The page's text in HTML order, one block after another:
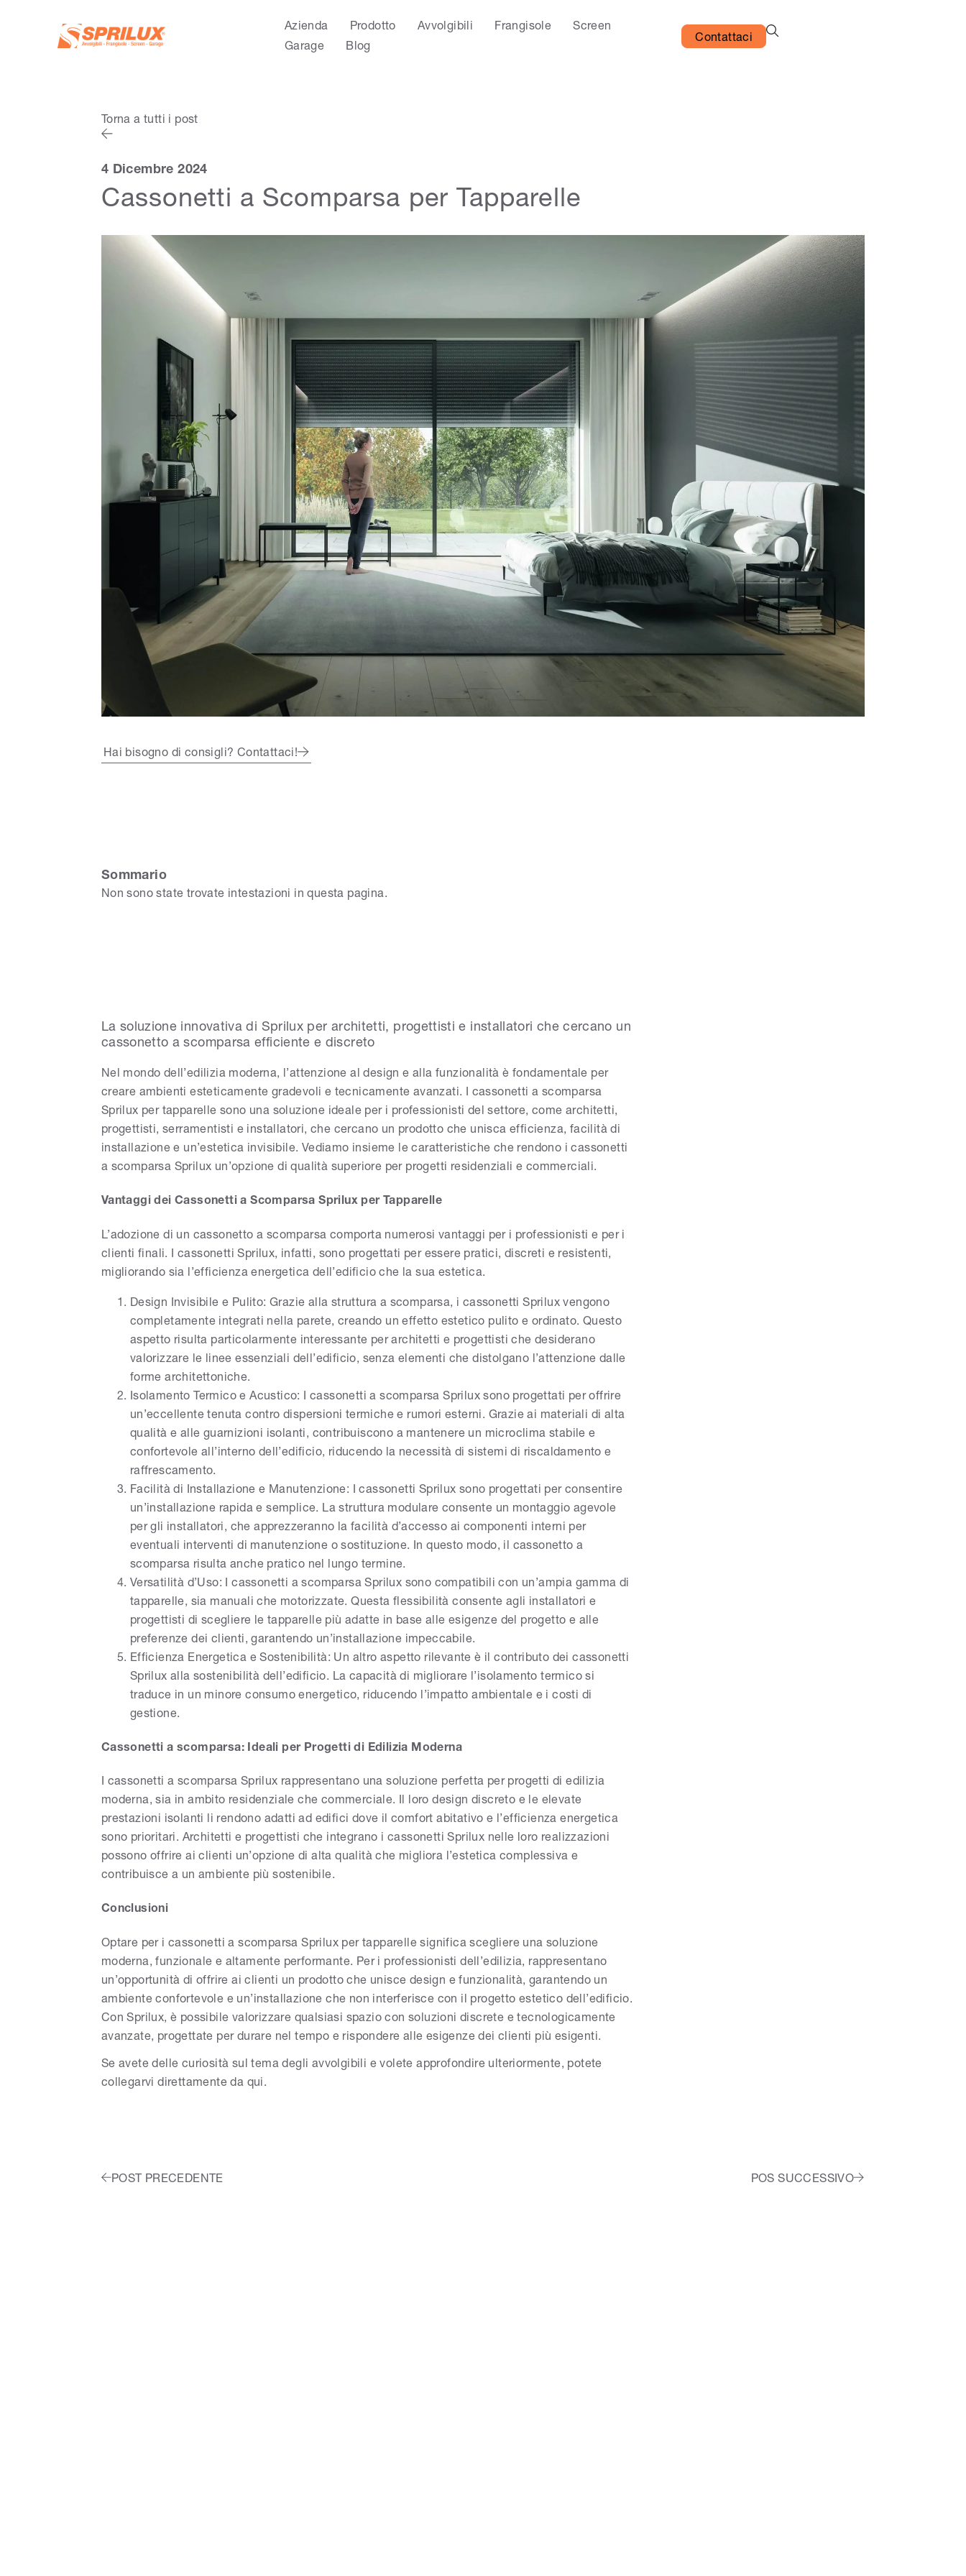
Azienda Prodotto Avvolgibili Frangisole
Screen
Garage
Blog
Contattaci
Torna a tutti i post
4 Dicembre 2024
Cassonetti a Scomparsa per Tapparelle
Hai bisogno di consigli? Contattaci!
Sommario
Non sono state trovate intestazioni in questa pagina.
La soluzione innovativa di Sprilux per architetti, progettisti e installatori che cercano un
cassonetto a scomparsa efficiente e discreto
Nel mondo dell’edilizia moderna, l’attenzione al design e alla funzionalità è fondamentale per
creare ambienti esteticamente gradevoli e tecnicamente avanzati. I cassonetti a scomparsa
Sprilux per tapparelle sono una soluzione ideale per i professionisti del settore, come architetti,
progettisti, serramentisti e installatori, che cercano un prodotto che unisca efficienza, facilità di
installazione e un’estetica invisibile. Vediamo insieme le caratteristiche che rendono i cassonetti
a scomparsa Sprilux un’opzione di qualità superiore per progetti residenziali e commerciali.
Vantaggi dei Cassonetti a Scomparsa Sprilux per Tapparelle
L’adozione di un cassonetto a scomparsa comporta numerosi vantaggi per i professionisti e per i
clienti finali. I cassonetti Sprilux, infatti, sono progettati per essere pratici, discreti e resistenti,
migliorando sia l’efficienza energetica dell’edificio che la sua estetica.
Design Invisibile e Pulito: Grazie alla struttura a scomparsa, i cassonetti Sprilux vengono
completamente integrati nella parete, creando un effetto estetico pulito e ordinato. Questo
aspetto risulta particolarmente interessante per architetti e progettisti che desiderano
valorizzare le linee essenziali dell’edificio, senza elementi che distolgano l’attenzione dalle
forme architettoniche.
Isolamento Termico e Acustico: I cassonetti a scomparsa Sprilux sono progettati per offrire
un’eccellente tenuta contro dispersioni termiche e rumori esterni. Grazie ai materiali di alta
qualità e alle guarnizioni isolanti, contribuiscono a mantenere un microclima stabile e
confortevole all’interno dell’edificio, riducendo la necessità di sistemi di riscaldamento e
raffrescamento.
Facilità di Installazione e Manutenzione: I cassonetti Sprilux sono progettati per consentire
un’installazione rapida e semplice. La struttura modulare consente un montaggio agevole
per gli installatori, che apprezzeranno la facilità d’accesso ai componenti interni per
eventuali interventi di manutenzione o sostituzione. In questo modo, il cassonetto a
scomparsa risulta anche pratico nel lungo termine.
Versatilità d’Uso: I cassonetti a scomparsa Sprilux sono compatibili con un’ampia gamma di
tapparelle, sia manuali che motorizzate. Questa flessibilità consente agli installatori e
progettisti di scegliere le tapparelle più adatte in base alle esigenze del progetto e alle
preferenze dei clienti, garantendo un’installazione impeccabile.
Efficienza Energetica e Sostenibilità: Un altro aspetto rilevante è il contributo dei cassonetti
Sprilux alla sostenibilità dell’edificio. La capacità di migliorare l’isolamento termico si
traduce in un minore consumo energetico, riducendo l’impatto ambientale e i costi di
gestione.
Cassonetti a scomparsa: Ideali per Progetti di Edilizia Moderna
I cassonetti a scomparsa Sprilux rappresentano una soluzione perfetta per progetti di edilizia
moderna, sia in ambito residenziale che commerciale. Il loro design discreto e le elevate
prestazioni isolanti li rendono adatti ad edifici dove il comfort abitativo e l’efficienza energetica
sono prioritari. Architetti e progettisti che integrano i cassonetti Sprilux nelle loro realizzazioni
possono offrire ai clienti un’opzione di alta qualità che migliora l’estetica complessiva e
contribuisce a un ambiente più sostenibile.
Conclusioni
Optare per i cassonetti a scomparsa Sprilux per tapparelle significa scegliere una soluzione
moderna, funzionale e altamente performante. Per i professionisti dell’edilizia, rappresentano
un’opportunità di offrire ai clienti un prodotto che unisce design e funzionalità, garantendo un
ambiente confortevole e un’installazione che non interferisce con il progetto estetico dell’edificio.
Con Sprilux, è possibile valorizzare qualsiasi spazio con soluzioni discrete e tecnologicamente
avanzate, progettate per durare nel tempo e rispondere alle esigenze dei clienti più esigenti.
Se avete delle curiosità sul tema degli avvolgibili e volete approfondire ulteriormente, potete
collegarvi direttamente da qui.
POST PRECEDENTE POS SUCCESSIVO